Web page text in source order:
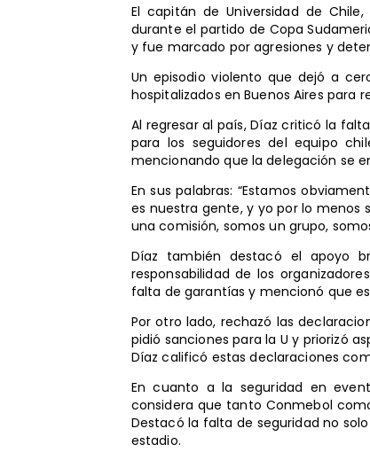
El capitán de Universidad de
durante el partido de Copa
y fue marcado por agresiones y
Un episodio violento que dejó a
hospitalizados en Buenos Aires para
Al regresar al país, Díaz criticó la
para los seguidores del equipo
mencionando que la delegación se
En sus palabras: “Estamos
es nuestra gente, y yo por lo menos
una comisión, somos un grupo,
Díaz también destacó el apoyo
responsabilidad de los
falta de garantías y mencionó que
Por otro lado, rechazó las
pidió sanciones para la U y priorizó
Díaz calificó estas declaraciones
En cuanto a la seguridad en
considera que tanto Conmebol
Destacó la falta de seguridad no
estadio.